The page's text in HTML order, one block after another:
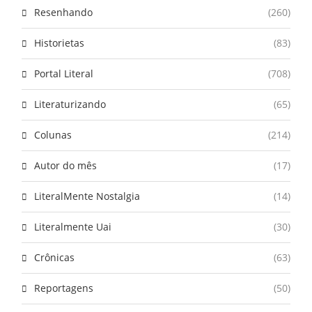
Resenhando (260)
Historietas (83)
Portal Literal (708)
Literaturizando (65)
Colunas (214)
Autor do mês (17)
LiteralMente Nostalgia (14)
Literalmente Uai (30)
Crônicas (63)
Reportagens (50)